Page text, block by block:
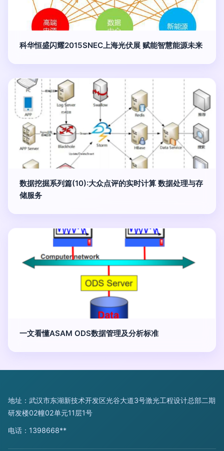
科华恒盛闪耀2015SNEC上海光伏展 赋能智慧能源未来
数据挖掘系列篇(10):大众点评的实时计算 数据处理与存
储服务
一文看懂ASAM ODS数据管理及分析标准
地址：武汉市东湖新技术开发区光谷大道3号激光工程设计总部二期
研发楼02幢02单元11层1号
电话：1398668**